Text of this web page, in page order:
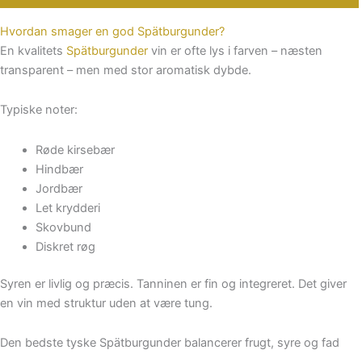
Hvordan smager en god Spätburgunder?
En kvalitets Spätburgunder vin er ofte lys i farven – næsten
transparent – men med stor aromatisk dybde.
Typiske noter:
Røde kirsebær
Hindbær
Jordbær
Let krydderi
Skovbund
Diskret røg
Syren er livlig og præcis. Tanninen er fin og integreret. Det giver
en vin med struktur uden at være tung.
Den bedste tyske Spätburgunder balancerer frugt, syre og fad